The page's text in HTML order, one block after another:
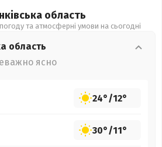
область
та атмосферні умови на сьогодні
область
ясно
24°/12°
30°/11°